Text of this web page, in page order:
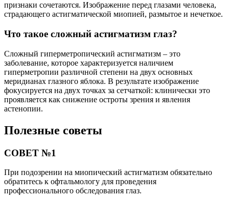
признаки сочетаются. Изображение перед глазами человека,
страдающего астигматической миопией, размытое и нечеткое.
Что такое сложный астигматизм глаз?
Сложный гиперметропический астигматизм – это
заболевание, которое характеризуется наличием
гиперметропии различной степени на двух основных
меридианах глазного яблока. В результате изображение
фокусируется на двух точках за сетчаткой: клинически это
проявляется как снижение остроты зрения и явления
астенопии.
Полезные советы
СОВЕТ №1
При подозрении на миопический астигматизм обязательно
обратитесь к офтальмологу для проведения
профессионального обследования глаз.